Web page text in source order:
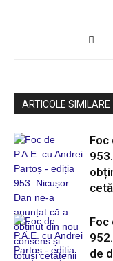
ARTICOLE SIMILARE
Foc
Foc
de